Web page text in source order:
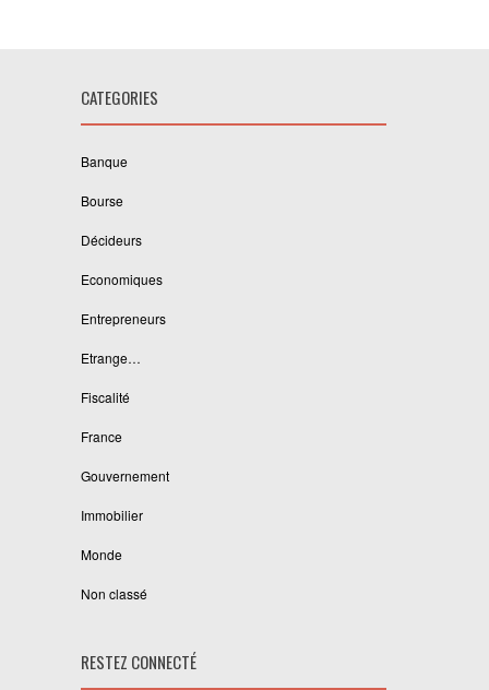
CATEGORIES
Banque
Bourse
Décideurs
Economiques
Entrepreneurs
Etrange…
Fiscalité
France
Gouvernement
Immobilier
Monde
Non classé
RESTEZ CONNECTÉ